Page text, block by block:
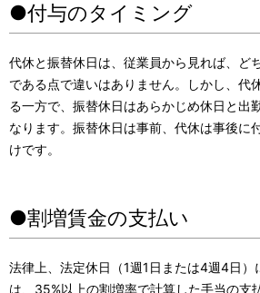
●付与のタイミング
代休と振替休日は、従業員から見れば、ど
である点で違いはありません。しかし、代
る一方で、振替休日はあらかじめ休日と出
なります。振替休日は事前、代休は事後に
けです。
●割増賃金の支払い
法律上、法定休日（1週1日または4週4日）
は、35%以上の割増率で計算した手当の支